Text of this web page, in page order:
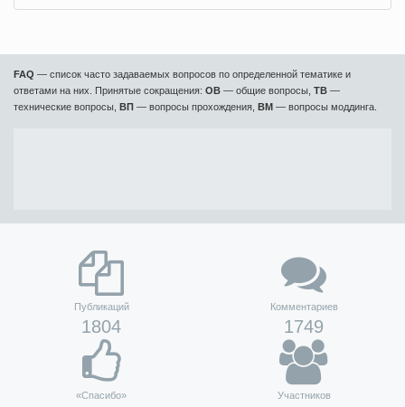
FAQ — список часто задаваемых вопросов по определенной тематике и
ответами на них. Принятые сокращения: ОВ — общие вопросы, ТВ —
технические вопросы, ВП — вопросы прохождения, ВМ — вопросы моддинга.
Публикаций
1804
Комментариев
1749
«Спасибо» Участников